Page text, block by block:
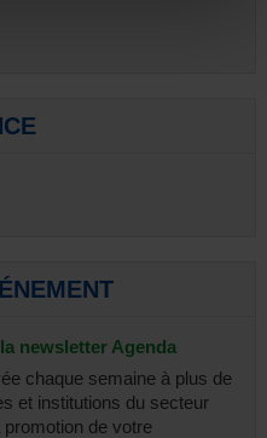
newsletter Agenda
chaque semaine à plus de
et institutions du secteur
de votre